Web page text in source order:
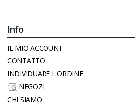
Info
IL MIO ACCOUNT
CONTATTO
INDIVIDUARE L'ORDINE
NEGOZI
CHI SIAMO